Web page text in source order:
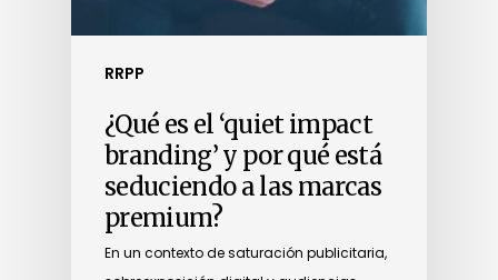
RRPP
¿Qué es el ‘quiet impact
branding’ y por qué está
seduciendo a las marcas
premium?
En un contexto de saturación publicitaria,